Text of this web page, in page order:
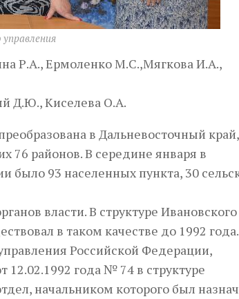
управления
Р.А., Ермоленко М.С.,Мягкова И.А.,
Д.Ю., Киселева О.А.
в Дальневосточный
76 районов. В середине января в
было 93 населенных пункта, 30
власти. В структуре Ивановского
в таком качестве до 1992 года.
Российской Федерации,
года № 74 в структуре
начальником которого был